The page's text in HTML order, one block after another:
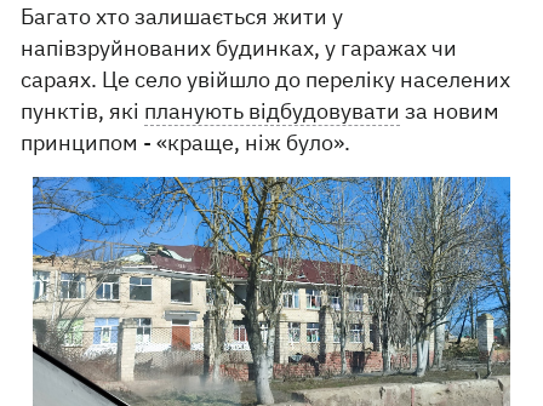
Багато хто залишається жити у
напівзруйнованих будинках, у гаражах чи
сараях. Це село увійшло до переліку населених
пунктів, які планують відбудовувати за новим
принципом - «краще, ніж було».